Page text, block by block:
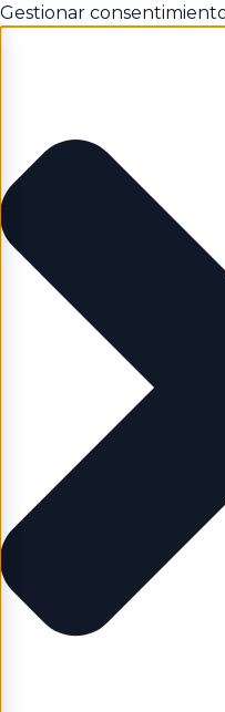
Gestionar